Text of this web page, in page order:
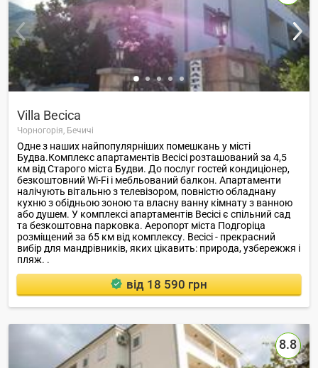
Villa Becica
Чорногорія, Бечичі
Одне з наших найпопулярніших помешкань у місті
Будва.Комплекс апартаментів Becici розташований за 4,5
км від Старого міста Будви. До послуг гостей кондиціонер,
безкоштовний Wi-Fi і мебльований балкон. Апартаменти
налічують вітальню з телевізором, повністю обладнану
кухню з обідньою зоною та власну ванну кімнату з ванною
або душем. У комплексі апартаментів Becici є спільний сад
та безкоштовна парковка. Аеропорт міста Подгоріца
розміщений за 65 км від комплексу. Becici - прекрасний
вибір для мандрівників, яких цікавить: природа, узбережжя і
пляж. .
від 18 590 грн
8.8